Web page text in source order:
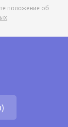
положение об
.